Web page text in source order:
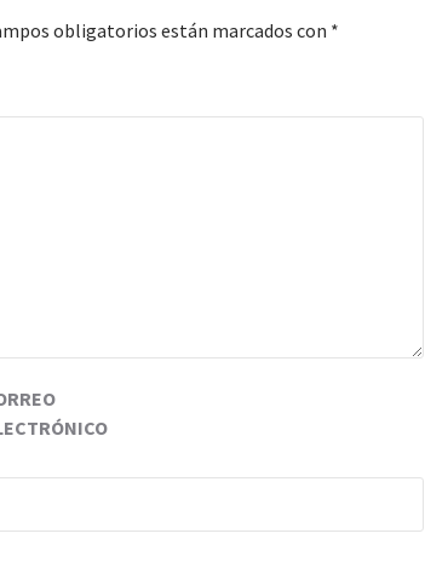
obligatorios están marcados con *